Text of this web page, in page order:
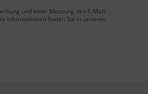
und einer Messung des E-Mail-
Informationen finden Sie in unseren